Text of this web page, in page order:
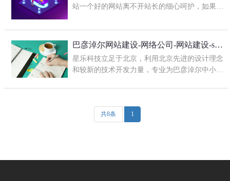
站一个好的网站离不开站长的细心呵护，如果说
的。所以想做网站的朋友可要用心的照顾你...
巴彦淖尔网站建设-网络公司-网站建设-seo优化
星乐科技立足于北京，利用北京先进的设计理念
和较新的技术开发力量，专业为巴彦淖尔中小企
共8条 1